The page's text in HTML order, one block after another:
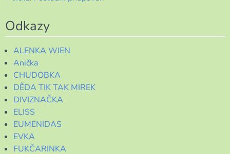
Odkazy
ALENKA WIEN
Anička
CHUDOBKA
DĚDA TIK TAK MIREK
DIVIZNAČKA
ELISS
EUMENIDAS
EVKA
FUKČARINKA